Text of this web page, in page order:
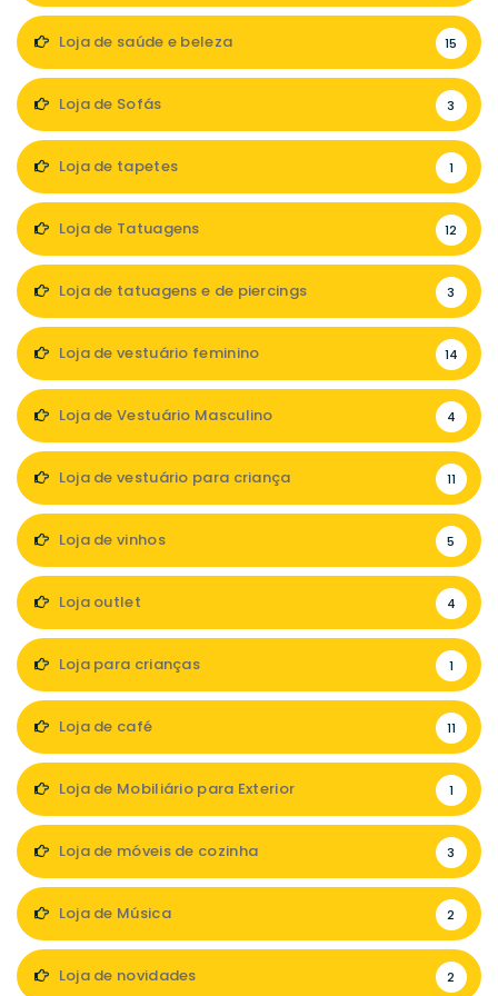
Loja de saúde e beleza 15
Loja de Sofás 3
Loja de tapetes 1
Loja de Tatuagens 12
Loja de tatuagens e de piercings 3
Loja de vestuário feminino 14
Loja de Vestuário Masculino 4
Loja de vestuário para criança 11
Loja de vinhos 5
Loja outlet 4
Loja para crianças 1
Loja de café 11
Loja de Mobiliário para Exterior 1
Loja de móveis de cozinha 3
Loja de Música 2
Loja de novidades 2